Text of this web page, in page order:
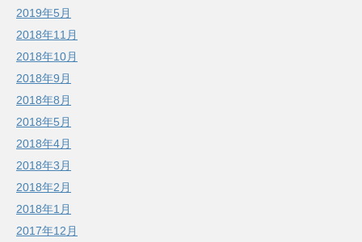
2019年5月
2018年11月
2018年10月
2018年9月
2018年8月
2018年5月
2018年4月
2018年3月
2018年2月
2018年1月
2017年12月